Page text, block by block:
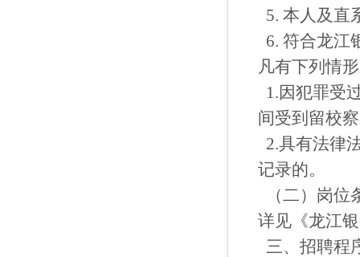
5. 本人及直
6. 符合龙江
凡有下列情
1.因犯罪受
间受到留校
2.具有法律
记录的。
（二）岗位
详见《龙江
三、招聘程